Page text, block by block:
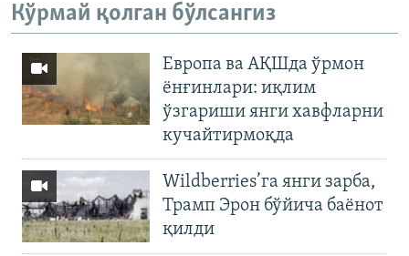
Кўрмай қолган бўлсангиз
Европа ва АҚШда ўрмон
ёнғинлари: иқлим
ўзгариши янги хавфларни
кучайтирмоқда
Wildberries’га янги зарба,
Трамп Эрон бўйича баёнот
қилди